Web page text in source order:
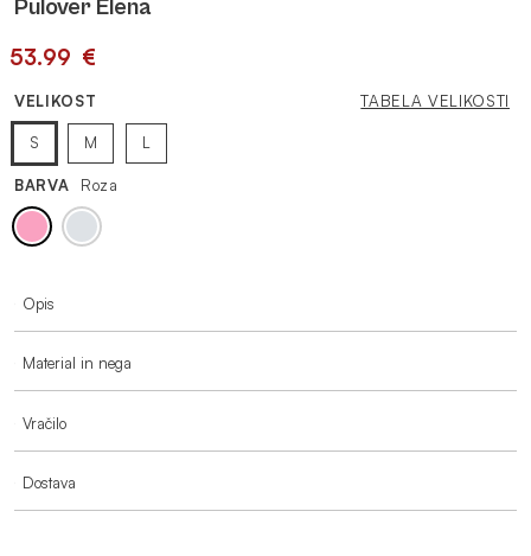
Pulover Elena
53.99 €
VELIKOST TABELA VELIKOSTI
S M L
BARVA Roza
Opis
Material in nega
Vračilo
Dostava